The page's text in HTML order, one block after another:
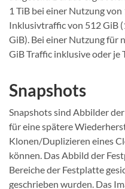
1 TiB bei einer Nutzung von
Inklusivtraffic von 512 GiB
GiB). Bei einer Nutzung für
GiB Traffic inklusive oder je
Snapshots
Snapshots sind Abbilder
für eine spätere
Klonen/Duplizieren eines
können. Das Abbild der
Bereiche der Festplatte
geschrieben wurden. Das